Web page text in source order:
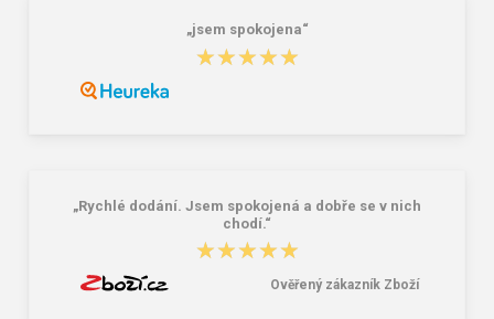
„jsem spokojena“
★★★★★
★★★★★
„Rychlé dodání. Jsem spokojená a dobře se v nich
chodí.“
★★★★★
★★★★★
Ověřený zákazník Zboží